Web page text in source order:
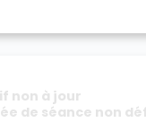
non à jour
de séance non